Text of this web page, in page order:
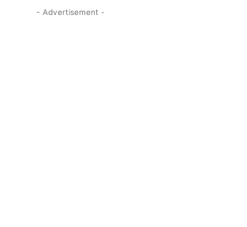
- Advertisement -